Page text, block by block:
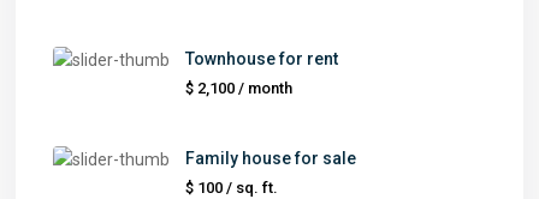
Townhouse for rent
$ 2,100/ month
Family house for sale
$ 100/ sq. ft.